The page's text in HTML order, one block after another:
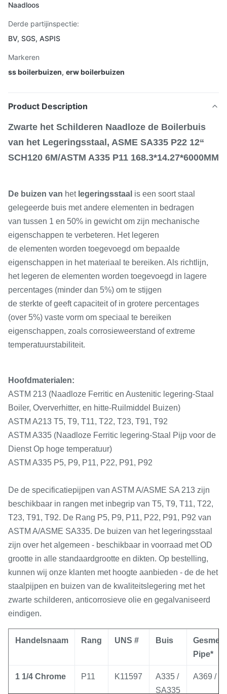
Naadloos
Derde partijinspectie:
BV, SGS, ASPIS
Markeren
ss boilerbuizen, erw boilerbuizen
Product Description
Zwarte het Schilderen Naadloze de Boilerbuis
van het Legeringsstaal, ASME SA335 P22 12“
SCH120 6M/ASTM A335 P11 168.3*14.27*6000MM
De buizen van het legeringsstaal is een soort staal
gelegeerde buis met andere elementen in bedragen
van tussen 1 en 50% in gewicht om zijn mechanische
eigenschappen te verbeteren. Het legeren
de elementen worden toegevoegd om bepaalde
eigenschappen in het materiaal te bereiken. Als richtlijn,
het legeren de elementen worden toegevoegd in lagere
percentages (minder dan 5%) om te stijgen
de sterkte of geeft capaciteit of in grotere percentages
(over 5%) vaste vorm om speciaal te bereiken
eigenschappen, zoals corrosieweerstand of extreme
temperatuurstabiliteit.
Hoofdmaterialen:
ASTM 213 (Naadloze Ferritic en Austenitic legering-Staal
Boiler, Oververhitter, en hitte-Ruilmiddel Buizen)
ASTM A213 T5, T9, T11, T22, T23, T91, T92
ASTM A335 (Naadloze Ferritic legering-Staal Pijp voor de
Dienst Op hoge temperatuur)
ASTM A335 P5, P9, P11, P22, P91, P92
De de specificatiepijpen van ASTM A/ASME SA 213 zijn
beschikbaar in rangen met inbegrip van T5, T9, T11, T22,
T23, T91, T92. De Rang P5, P9, P11, P22, P91, P92 van
ASTM A/ASME SA335. De buizen van het legeringsstaal
zijn over het algemeen - beschikbaar in voorraad met OD
grootte in alle standaardgrootte en dikten. Op bestelling,
kunnen wij onze klanten met hoogte aanbieden - de de het
staalpijpen en buizen van de kwaliteitslegering met het
zwarte schilderen, anticorrosieve olie en gegalvaniseerd
eindigen.
Handelsnaam Rang UNS # Buis
Pipe*
1 1/4 Chrome P11 K11597
A335 /
SA335
A369 /